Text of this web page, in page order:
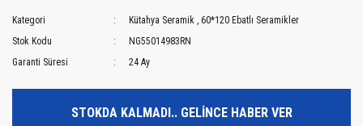
Kategori Kütahya Seramik , 60*120 Ebatlı Seramikler
Stok Kodu
NG55014983RN
Garanti Süresi
24 Ay
STOKDA KALMADI.. GELİNCE HABER VER